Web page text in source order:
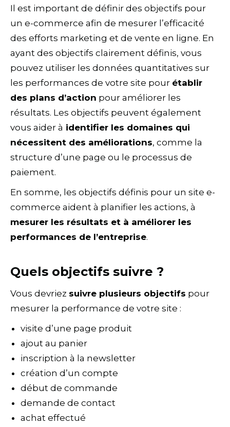
Il est important de définir des objectifs pour
un e-commerce afin de mesurer l’efficacité
des efforts marketing et de vente en ligne. En
ayant des objectifs clairement définis, vous
pouvez utiliser les données quantitatives sur
les performances de votre site pour établir
des plans d’action pour améliorer les
résultats. Les objectifs peuvent également
vous aider à identifier les domaines qui
nécessitent des améliorations, comme la
structure d’une page ou le processus de
paiement.
En somme, les objectifs définis pour un site e-
commerce aident à planifier les actions, à
mesurer les résultats et à améliorer les
performances de l’entreprise.
Quels objectifs suivre ?
Vous devriez suivre plusieurs objectifs pour
mesurer la performance de votre site :
visite d’une page produit
ajout au panier
inscription à la newsletter
création d’un compte
début de commande
demande de contact
achat effectué